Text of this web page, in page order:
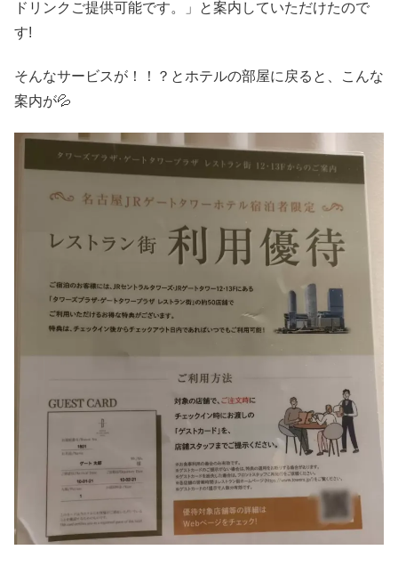
ドリンクご提供可能です。」と案内していただけたので
す!
そんなサービスが！！？とホテルの部屋に戻ると、こんな
案内が💦